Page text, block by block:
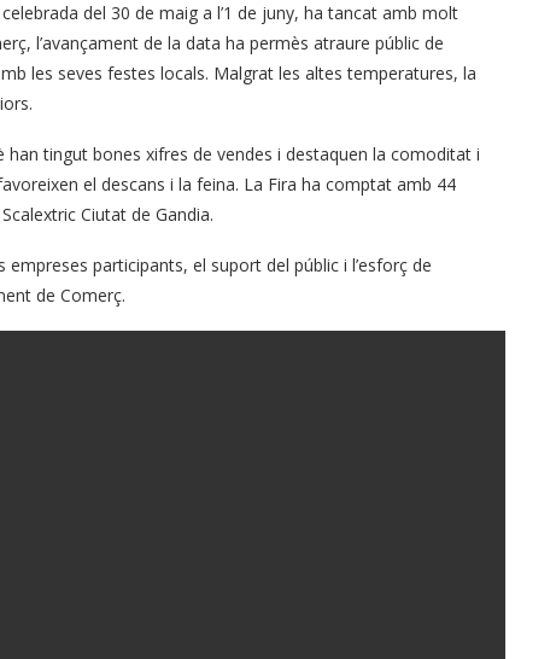
del 30 de maig a l’1 de juny, ha tancat amb molt
l’avançament de la data ha permès atraure públic de
les seves festes locals. Malgrat les altes temperatures, la
tingut bones xifres de vendes i destaquen la comoditat i
el descans i la feina. La Fira ha comptat amb 44
Ciutat de Gandia.
participants, el suport del públic i l’esforç de
de Comerç.